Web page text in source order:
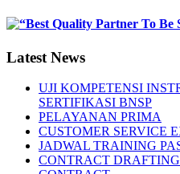
Latest News
UJI KOMPETENSI
SERTIFIKASI BNSP
PELAYANAN PRIMA
CUSTOMER SERVICE
JADWAL TRAINING
CONTRACT